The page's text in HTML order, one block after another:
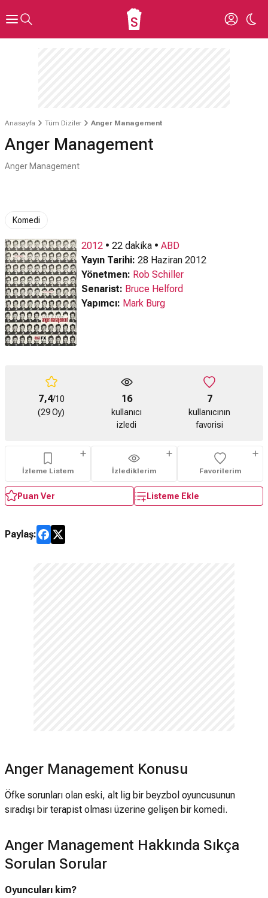
Anasayfa Tüm Diziler Anger Management
Anger Management
Anger Management
Komedi
2012 • 22 dakika • ABD
Yayın Tarihi: 28 Haziran 2012
Yönetmen: Rob Schiller
Senarist: Bruce Helford
Yapımcı: Mark Burg
7,4/10
(29 Oy)
16
kullanıcı
izledi
7
kullanıcının
favorisi
İzleme Listem İzlediklerim Favorilerim
Puan Ver Listeme Ekle
Paylaş:
Anger Management Konusu
Öfke sorunları olan eski, alt lig bir beyzbol oyuncusunun
sıradışı bir terapist olması üzerine gelişen bir komedi.
Anger Management Hakkında Sıkça
Sorulan Sorular
Oyuncuları kim?